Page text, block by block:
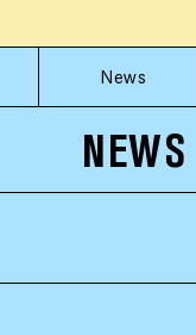
News
NEWS